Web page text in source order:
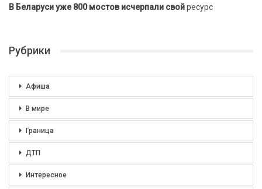
В Беларуси уже 800 мостов исчерпали свойресурс
Рубрики
Афиша
В мире
Граница
ДТП
Интересное